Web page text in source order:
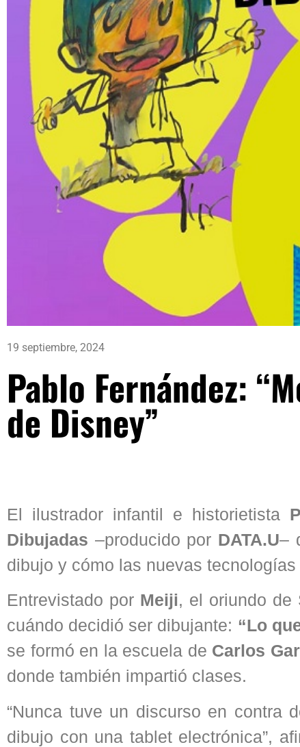
19 septiembre, 2024
Pablo Fernández:
de Disney”
El ilustrador infantil e historietista
Dibujadas –producido por DATA.U–
dibujo y cómo las nuevas
Entrevistado por Meiji, el oriundo de
cuándo decidió ser dibujante: “Lo
se formó en la escuela de Carlos
donde también impartió clases.
“Nunca tuve un discurso en contra
dibujo con una tablet electrónica”,